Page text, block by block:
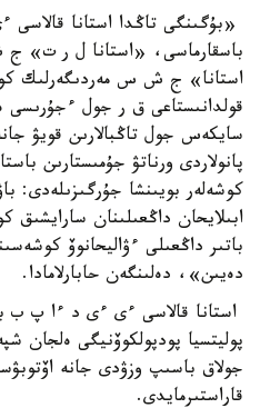
«بۇگىنگى تاڭدا استانا قالاسى
باسقارماسى، «استانا ل ر
استانا» ج ش س مەردىگەرلىك
قولدانىستاعى ق ر جول ءجۇرىسى
سايكەس جول تاڭبالارىن قويۋ
پانولاردى ورناتۋ جۇمىستارىن
كوشەلەر بويىنشا جۇرگىزىلەدى:
ابىلايحان داڭعىلىنان
باتىر داڭعىلى ءۋاليحانوۆ
دەيىن»، دەلىنگەن حابارلامادا.
استانا قالاسى ءى ءى د ءا پ ب
پوليتسيا پودپولكوۆنيگى ەلجان
جولاق باسىپ وزۋدى جانە
قاراستىرمايدى.